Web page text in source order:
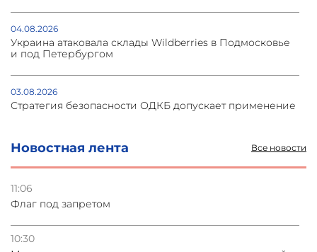
Новостная лента Все новости
11:06
Флаг под запретом
10:30
04.08.2026
Украина атаковала склады Wildberries в Подмосковье
и под Петербургом
03.08.2026
Стратегия безопасности ОДКБ допускает применение
03.08.2026
Нассим Талеб отказался выступить с лекцией в
погрануправления СНБ Армении в Тбилиси